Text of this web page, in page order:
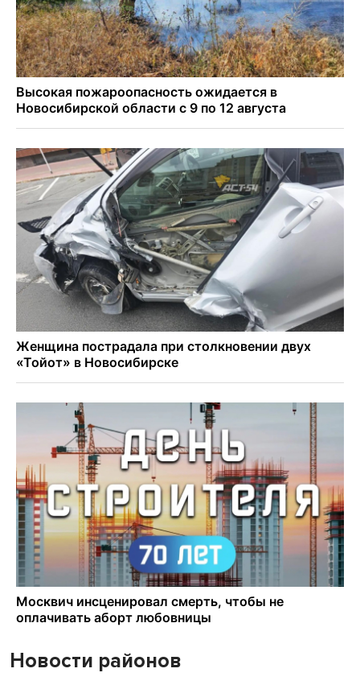
Новости районов